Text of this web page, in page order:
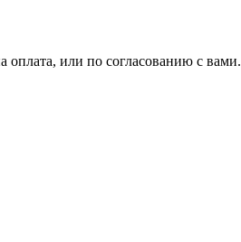
оплата, или по согласованию с вами.